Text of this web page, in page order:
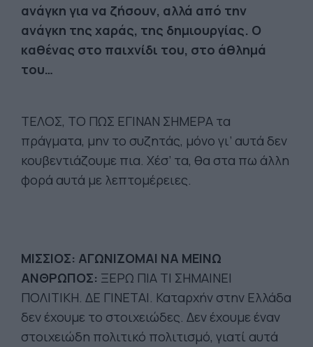
ανάγκη για να ζήσουν, αλλά από την
ανάγκη της χαράς, της δημιουργίας. Ο
καθένας στο παιχνίδι του, στο άθλημά
του…
ΤΕΛΟΣ, ΤΟ ΠΩΣ ΕΓΙΝΑΝ ΣΗΜΕΡΑ τα
πράγματα, μην το συζητάς, μόνο γι’ αυτά δεν
κουβεντιάζουμε πια. Χέσ’ τα, θα στα πω άλλη
φορά αυτά με λεπτομέρειες.
ΜΙΣΣΙΟΣ: ΑΓΩΝΙΖΟΜΑΙ ΝΑ ΜΕΙΝΩ
ΑΝΘΡΩΠΟΣ: ΞΕΡΩ ΠΙΑ ΤΙ ΣΗΜΑΙΝΕΙ
ΠΟΛΙΤΙΚΗ. ΔΕ ΓΙΝΕΤΑΙ. Καταρχήν στην Ελλάδα
δεν έχουμε το στοιχειώδες. Δεν έχουμε έναν
στοιχειώδη πολιτικό πολιτισμό, γιατί αυτά